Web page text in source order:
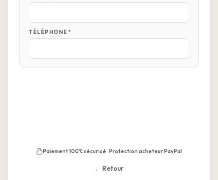
TÉLÉPHONE *
Paiement 100% sécurisé · Protection acheteur PayPal
← Retour